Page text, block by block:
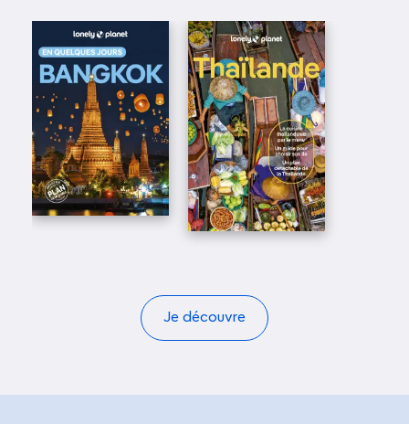
Je découvre